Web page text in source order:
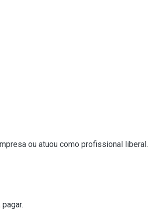
ou atuou como profissional liberal.